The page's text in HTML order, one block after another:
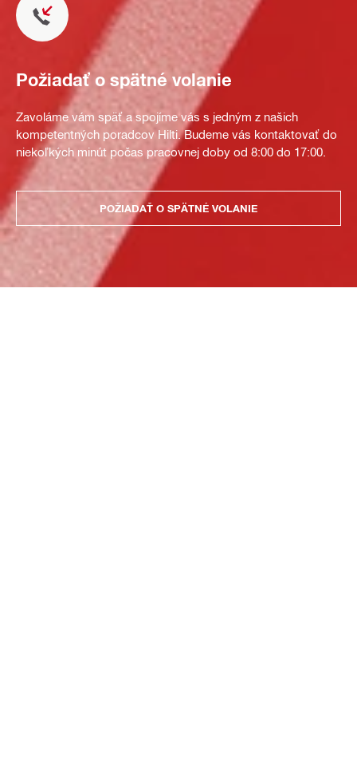
Požiadať o spätné volanie
Zavoláme vám späť a spojíme vás s jedným z našich
kompetentných poradcov Hilti. Budeme vás kontaktovať do
niekoľkých minút počas pracovnej doby od 8:00 do 17:00.
POŽIADAŤ O SPÄTNÉ VOLANIE